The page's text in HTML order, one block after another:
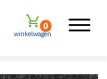
winkelwagen
0